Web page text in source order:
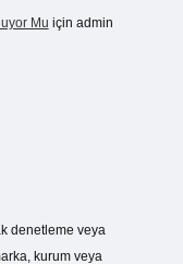
Mu için admin
denetleme veya
kurum veya